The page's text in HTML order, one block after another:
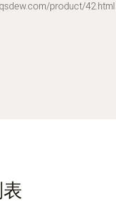
product/42.html